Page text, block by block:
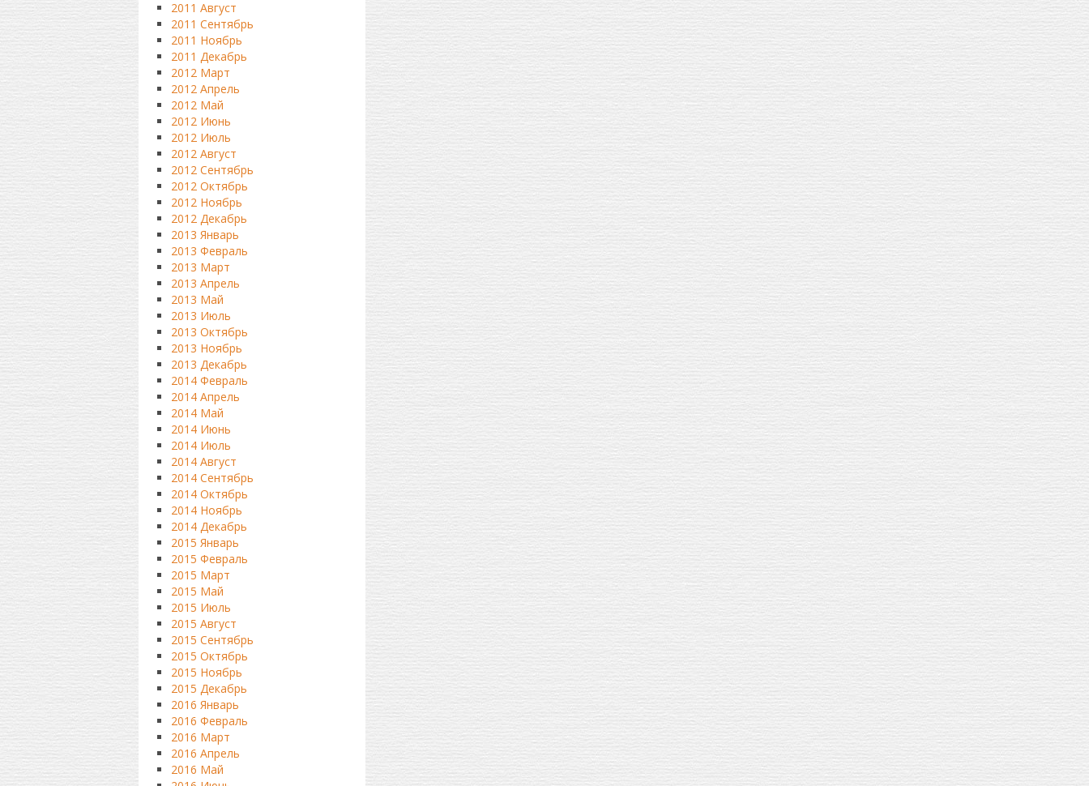
2011 Август
2011 Сентябрь
2011 Ноябрь
2011 Декабрь
2012 Март
2012 Апрель
2012 Май
2012 Июнь
2012 Июль
2012 Август
2012 Сентябрь
2012 Октябрь
2012 Ноябрь
2012 Декабрь
2013 Январь
2013 Февраль
2013 Март
2013 Апрель
2013 Май
2013 Июль
2013 Октябрь
2013 Ноябрь
2013 Декабрь
2014 Февраль
2014 Апрель
2014 Май
2014 Июнь
2014 Июль
2014 Август
2014 Сентябрь
2014 Октябрь
2014 Ноябрь
2014 Декабрь
2015 Январь
2015 Февраль
2015 Март
2015 Май
2015 Июль
2015 Август
2015 Сентябрь
2015 Октябрь
2015 Ноябрь
2015 Декабрь
2016 Январь
2016 Февраль
2016 Март
2016 Апрель
2016 Май